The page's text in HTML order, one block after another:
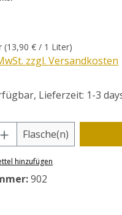
(13,90 € / 1 Liter)
zzgl. Versandkosten
Lieferzeit: 1-3
Anzahl: Gib
Flasche(n)
hinzufügen
902